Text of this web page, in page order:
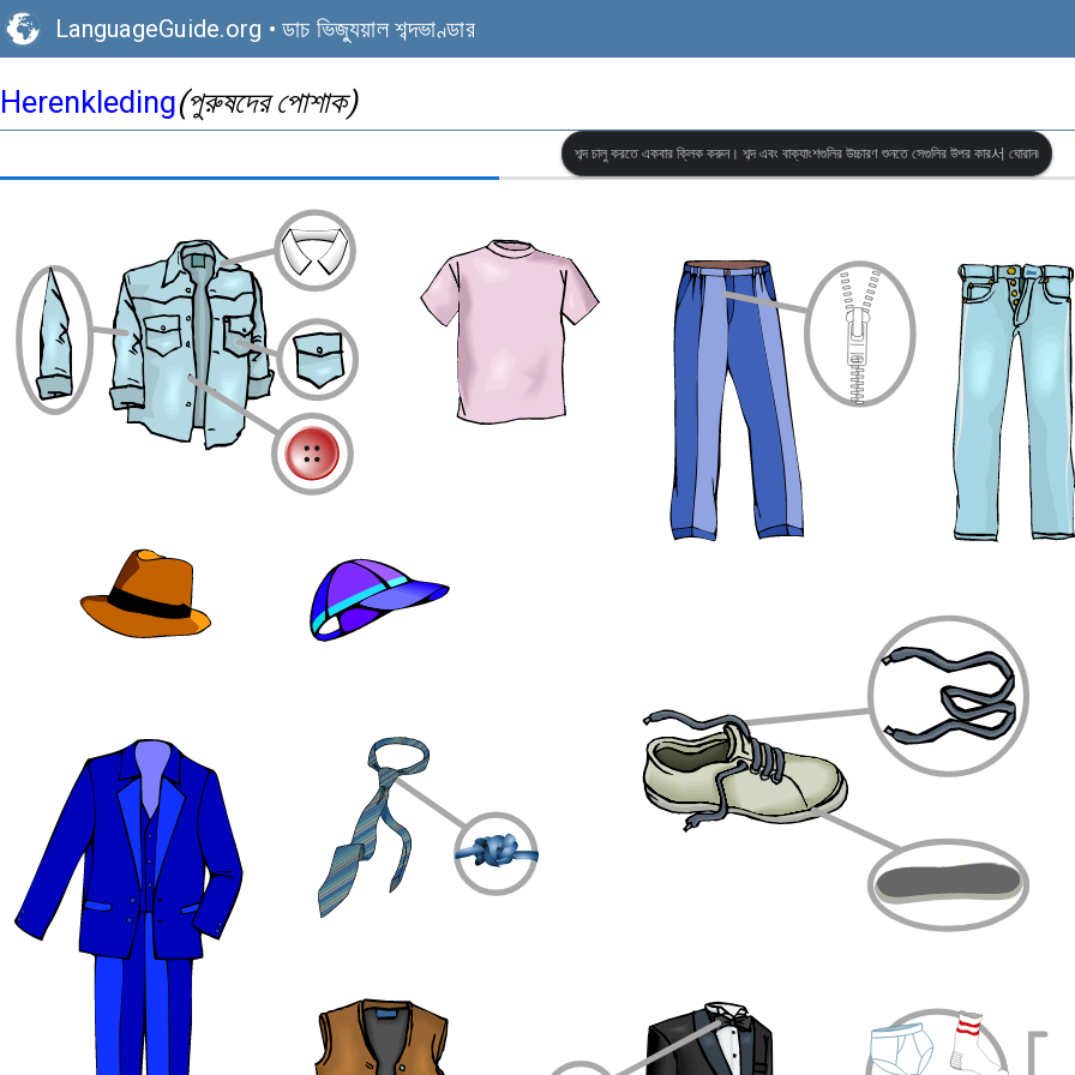
LanguageGuide.org • ডাচ ভিজ্যুয়াল শব্দভাণ্ডার
Herenkleding(পুরুষদের পোশাক)
শব্দ চালু করতে একবার ক্লিক করুন। শব্দ এবং বাক্যাংশগুলির উচ্চারণ শুনতে সেগুলির উপর কার서 ঘোরান৷